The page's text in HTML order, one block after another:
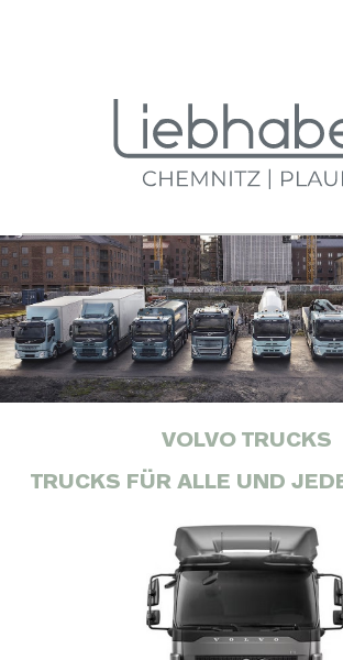
VOLVO TRUCKS
TRUCKS FÜR ALLE UND